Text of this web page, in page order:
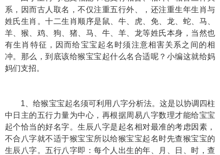
系，因而古人取名，不仅注重五行外、，还注重生年生肖与
姓氏生肖。十二生肖顺序是鼠、牛、虎、免、龙、蛇、马、
羊、猴、鸡、狗、猪、马、牛、羊、龙等姓氏本身，当然也
有生肖特征，因而给宝宝起名时须注意相害关系之间的相
冲。那么，到底该给猴宝宝起什么名合适呢？小编这就给妈
妈们支招。
1、给猴宝宝起名须可利用八字分析法。这是以协调四柱
中日主的五行力量为中心，再根据周易八字数理才能给宝宝
起个恰当的好名字。生辰八字是起名相对最准的考虑因素，
不合八字就不适于猴宝宝所以给猴宝宝起名时先查猴宝宝的
生辰八字。五行八字即：每个人出生的年、月、日、时，查